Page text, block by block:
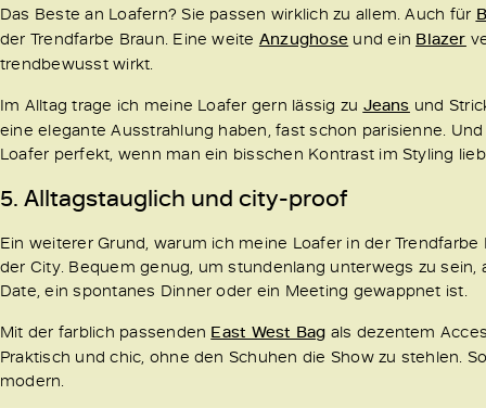
Das Beste an Loafern? Sie passen wirklich zu allem. Auch für
der Trendfarbe Braun. Eine weite Anzughose und ein Blazer
trendbewusst wirkt.
Im Alltag trage ich meine Loafer gern lässig zu Jeans und
eine elegante Ausstrahlung haben, fast schon parisienne.
Loafer perfekt, wenn man ein bisschen Kontrast im Styling
5. Alltagstauglich und city-proof
Ein weiterer Grund, warum ich meine Loafer in der
der City. Bequem genug, um stundenlang unterwegs zu
Date, ein spontanes Dinner oder ein Meeting gewappnet ist.
Mit der farblich passenden East West Bag als dezentem
Praktisch und chic, ohne den Schuhen die Show zu stehlen.
modern.